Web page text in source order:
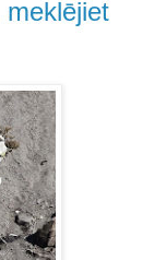
meklējiet